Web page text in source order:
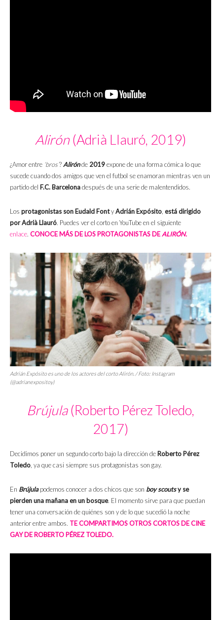
Alirón(Adrià Llauró, 2019)
¿Amor entre ‘bros’?Alirónde 2019expone de una forma cómica lo que
sucede cuando dos amigos que ven el futbol se enamoran mientras ven un
partido del F.C. Barcelonadespués de una serie de malentendidos.
Los protagonistas son Eudald FontyAdrián Expósito está dirigido
por Adrià Llauró. Puedes ver el corto en YouTube en el siguiente
enlace. CONOCE MÁS DE LOS PROTAGONISTAS DEALIRÓN.
Adrián Expósito es uno de los actores del cortoAlirón . / Foto: Instagram
(@adrianexpositoy)
Brújula(Roberto Pérez Toledo,
2017)
Decidimos poner un segundo corto bajo la dirección de Roberto Pérez
Toledo , ya que casi siempre sus protagonistas son gay.
En Brújulapodemos conocer a dos chicos que son boy scoutsy se
pierden una mañana en un bosque. El momento sirve para que puedan
tener una conversación de quiénes son y de lo que sucedió la noche
anterior entre ambos. TE COMPARTIMOS OTROS CORTOS DE CINE
GAY DE ROBERTO PÉREZ TOLEDO.